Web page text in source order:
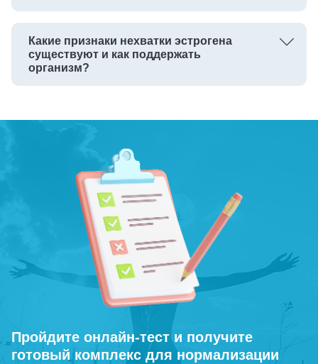
Какие признаки нехватки эстрогена
существуют и как поддержать
организм?
Пройдите онлайн-тест и получите
готовый комплекс для нормализации